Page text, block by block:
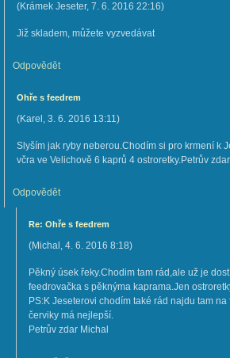
(Krámek Jeseter, 7. 6. 2016 22:16)
Již skladem, můžete vyzvedávat
Odpovědět
Ohře s feedrem
(Karel , 3. 6. 2016 13:11)
Slyším jak ryby neberou.Chodím si pro krmení k
včra ve Velichově 6 kaprů 4 ostroretky.Petrův
Odpovědět
Re: Ohře s feedrem
(Michal , 4. 6. 2016 8:18)
Pěkný úsek řeky.Chodim tam rád,ale už je
feedrovačka s pěknýma kaprama.Jen
PS:K Jeseterovi chodím také rád najdu tam
červiky má nejlepší.
Petrův zdar Michal